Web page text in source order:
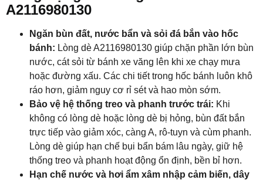
A2116980130
Ngăn bùn đất, nước bẩn và sỏi đá bắn vào hốc
bánh: Lòng dè A2116980130 giúp chặn phần lớn bùn
nước, cát sỏi từ bánh xe văng lên khi xe chạy mưa
hoặc đường xấu. Các chi tiết trong hốc bánh luôn khô
ráo hơn, giảm nguy cơ rỉ sét và hao mòn sớm.
Bảo vệ hệ thống treo và phanh trước trái: Khi
không có lòng dè hoặc lòng dè bị hỏng, bùn đất bắn
trực tiếp vào giảm xóc, càng A, rô-tuyn và cùm phanh.
Lòng dè giúp hạn chế bụi bẩn bám lâu ngày, giữ hệ
thống treo và phanh hoạt động ổn định, bền bỉ hơn.
Hạn chế nước và hơi ẩm xâm nhập cảm biến, dây